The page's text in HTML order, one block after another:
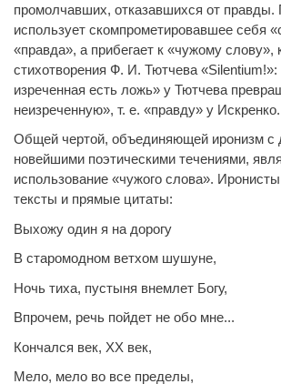
промолчавших, отказавшихся от правды.
использует скомпрометировавшее себя
«правда», а прибегает к «чужому слову»,
стихотворения Ф. И. Тютчева «Silentium
изреченная есть ложь» у Тютчева
неизреченную», т. е. «правду» у Искренко.
Общей чертой, объединяющей иронизм с
новейшими поэтическими течениями,
использование «чужого слова».
тексты и прямые цитаты:
Выхожу один я на дорогу
В старомодном ветхом шушуне,
Ночь тиха, пустыня внемлет Богу,
Впрочем, речь пойдет не обо мне...
Кончался век, ХХ век,
Мело, мело во все пределы,